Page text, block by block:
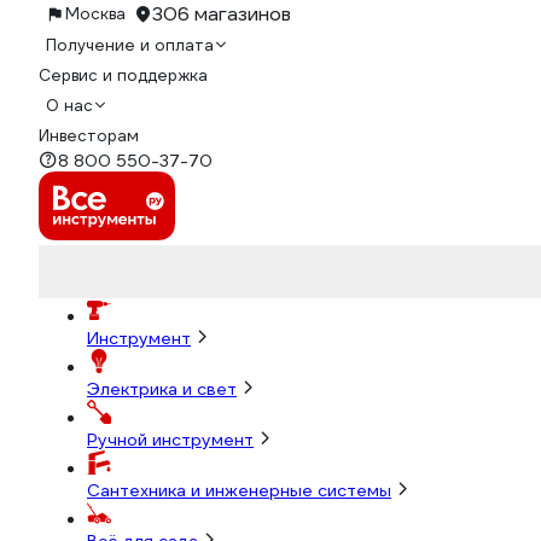
Москва 306 магазинов
Получение и оплата
Сервис и поддержка
О нас
Инвесторам
8 800 550-37-70
Инструмент
Электрика и свет
Ручной инструмент
Сантехника и инженерные системы